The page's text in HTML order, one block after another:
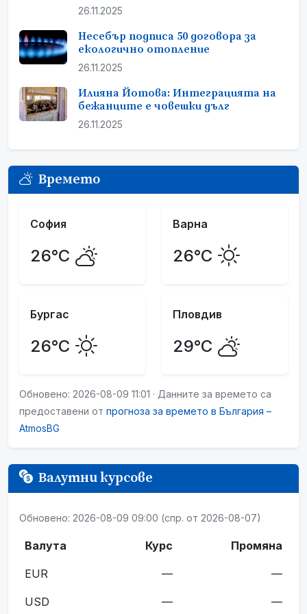
26.11.2025
Несебър подписа 50 договора за
екологично отопление
26.11.2025
Илияна Йотова: Интеграцията на
бежанците е човешки дълг
26.11.2025
Времето
София
26°C
Варна
26°C
Бургас
26°C
Пловдив
29°C
Обновено: 2026-08-09 11:01 · Данните за времето са
предоставени от прогноза за времето в България –
AtmosBG
Валутни курсове
Валута Курс Промяна
EUR — —
USD — —
Обновено: 2026-08-09 09:00 (спр. от 2026-08-07)